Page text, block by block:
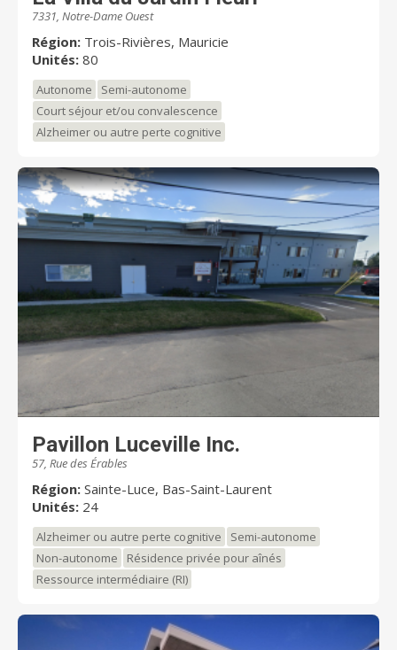
7331, Notre-Dame Ouest
Région: Trois-Rivières, Mauricie
Unités: 80
Autonome
Semi-autonome
Court séjour et/ou convalescence
Alzheimer ou autre perte cognitive
Pavillon Luceville Inc.
57, Rue des Érables
Région: Sainte-Luce, Bas-Saint-Laurent
Unités: 24
Alzheimer ou autre perte cognitive
Semi-autonome
Non-autonome
Résidence privée pour aînés
Ressource intermédiaire (RI)